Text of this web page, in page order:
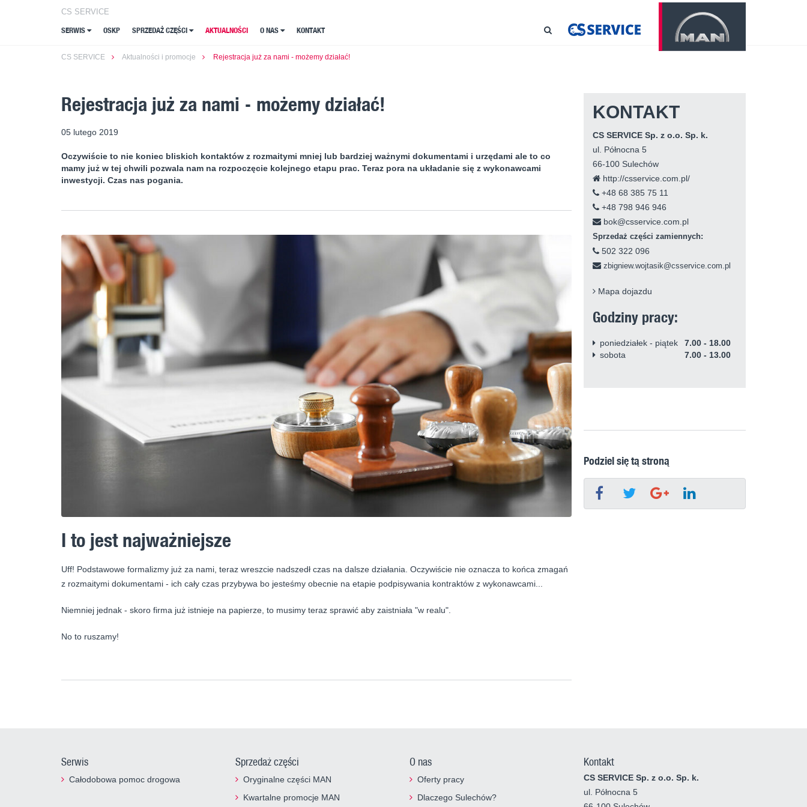
CS SERVICE
SERWIS OSKP SPRZEDAŻ CZĘŚCI AKTUALNOŚCI O NAS KONTAKT
CS SERVICE
SERWIS OSKP SPRZEDAŻ CZĘŚCI AKTUALNOŚCI O NAS KONTAKT
CS SERVICE Aktualności i promocje Rejestracja już za nami - możemy działać!
Rejestracja już za nami - możemy działać!
05 lutego 2019
Oczywiście to nie koniec bliskich kontaktów z rozmaitymi mniej lub bardziej ważnymi dokumentami i urzędami ale to co
mamy już w tej chwili pozwala nam na rozpoczęcie kolejnego etapu prac. Teraz pora na układanie się z wykonawcami
inwestycji. Czas nas pogania.
I to jest najważniejsze
Uff! Podstawowe formalizmy już za nami, teraz wreszcie nadszedł czas na dalsze działania. Oczywiście nie oznacza to końca zmagań
z rozmaitymi dokumentami - ich cały czas przybywa bo jesteśmy obecnie na etapie podpisywania kontraktów z wykonawcami...
Niemniej jednak - skoro firma już istnieje na papierze, to musimy teraz sprawić aby zaistniała "w realu".
No to ruszamy!
KONTAKT
CS SERVICE Sp. z o.o. Sp. k.
ul. Północna 5
66-100 Sulechów
http://csservice.com.pl/
+48 68 385 75 11
+48 798 946 946
bok@csservice.com.pl
Sprzedaż części zamiennych:
502 322 096
zbigniew.wojtasik@csservice.com.pl
Mapa dojazdu
Godziny pracy:
poniedziałek - piątek
7.00 - 18.00
sobota
7.00 - 13.00
Podziel się tą stroną
Serwis
Całodobowa pomoc drogowa
Sprzedaż części
Oryginalne części MAN
Kwartalne promocje MAN
O nas
Oferty pracy
Dlaczego Sulechów?
Kontakt
CS SERVICE Sp. z o.o. Sp. k.
ul. Północna 5